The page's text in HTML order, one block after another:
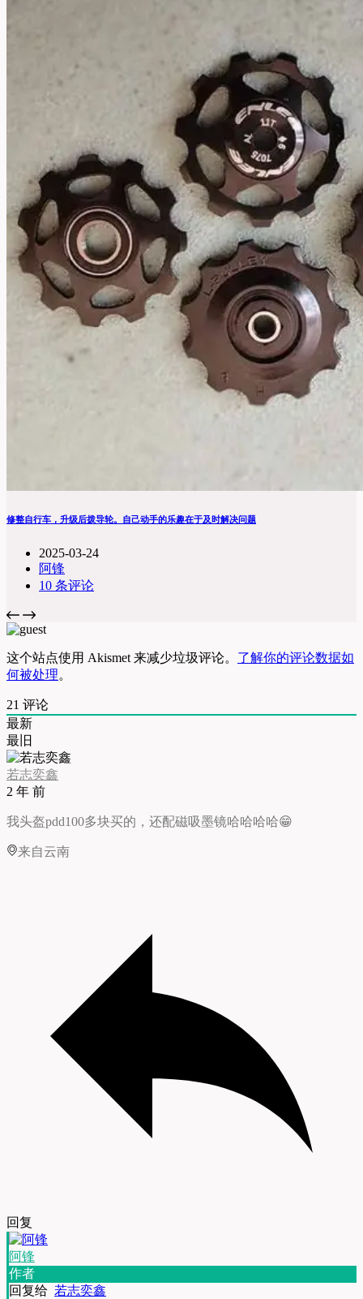
修整自行车，升级后拨导轮。自己动手的乐趣在于及时解决问题
2025-03-24
阿锋
10 条评论
这个站点使用 Akismet 来减少垃圾评论。 了解你的评论数据如
何被处理。
21 评论
最新
最旧
若志奕鑫
2 年 前
我头盔pdd100多块买的，还配磁吸墨镜哈哈哈哈😁
来自云南
回复
阿锋
作者
回复给 若志奕鑫